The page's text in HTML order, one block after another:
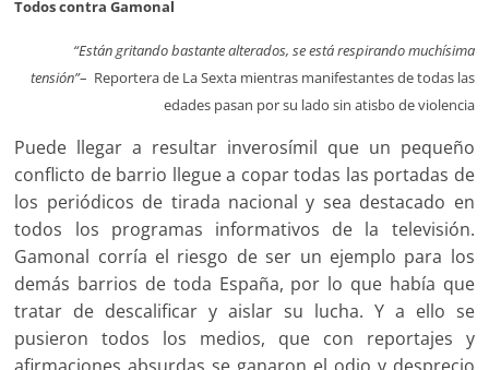
Todos contra Gamonal
“Están gritando bastante alterados, se está respirando muchísima
tensión”– Reportera de La Sexta mientras manifestantes de todas las
edades pasan por su lado sin atisbo de violencia
Puede llegar a resultar inverosímil que un pequeño
conflicto de barrio llegue a copar todas las portadas de
los periódicos de tirada nacional y sea destacado en
todos los programas informativos de la televisión.
Gamonal corría el riesgo de ser un ejemplo para los
demás barrios de toda España, por lo que había que
tratar de descalificar y aislar su lucha. Y a ello se
pusieron todos los medios, que con reportajes y
afirmaciones absurdas se ganaron el odio y desprecio